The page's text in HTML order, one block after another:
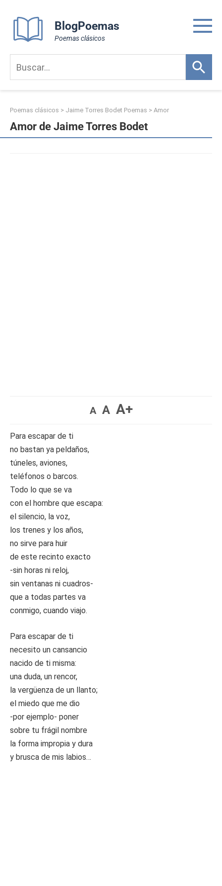
content
BlogPoemas
Poemas clásicos
Poemas clásicos > Jaime Torres Bodet Poemas > Amor
Amor de Jaime Torres Bodet
A A A+
Para escapar de ti
no bastan ya peldaños,
túneles, aviones,
teléfonos o barcos.
Todo lo que se va
con el hombre que escapa:
el silencio, la voz,
los trenes y los años,
no sirve para huir
de este recinto exacto
-sin horas ni reloj,
sin ventanas ni cuadros-
que a todas partes va
conmigo, cuando viajo.
Para escapar de ti
necesito un cansancio
nacido de ti misma:
una duda, un rencor,
la vergüenza de un llanto;
el miedo que me dio
-por ejemplo- poner
sobre tu frágil nombre
la forma impropia y dura
y brusca de mis labios…